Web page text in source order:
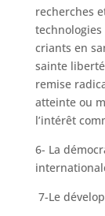
recherches
criants en
sainte
remise
atteinte ou
l’intérêt
6- La
7-Le